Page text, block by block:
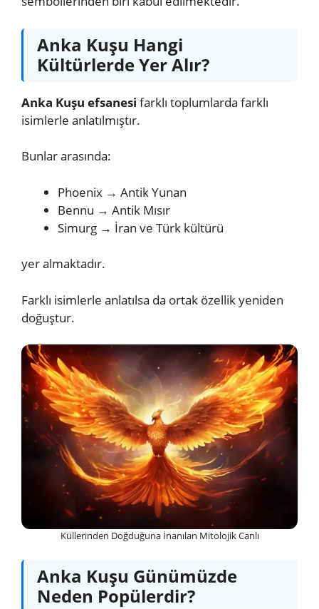
Anka Kuşu Hangi
Kültürlerde Yer Alır?
Anka Kuşu efsanesi farklı toplumlarda farklı
isimlerle anlatılmıştır.
Bunlar arasında:
Phoenix → Antik Yunan
Bennu → Antik Mısır
Simurg → İran ve Türk kültürü
yer almaktadır.
Farklı isimlerle anlatılsa da ortak özellik yeniden
doğuştur.
Küllerinden Doğduğuna İnanılan Mitolojik Canlı
Anka Kuşu Günümüzde
Neden Popülerdir?